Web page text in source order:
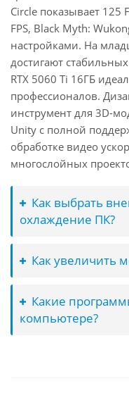
Circle показывает 125
FPS, Black Myth:
настройками. На
достигают стабильных
RTX 5060 Ti 16ГБ
профессионалов.
инструмент для 3D-
Unity с полной
обработке видео
многослойных
Как выбрать
охлаждение ПК?
Как увеличить
Какие
компьютере?